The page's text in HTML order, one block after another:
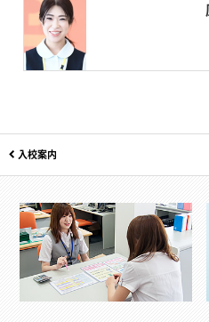
免許取得はもちろん、免許取得後
ばりま
入校案内